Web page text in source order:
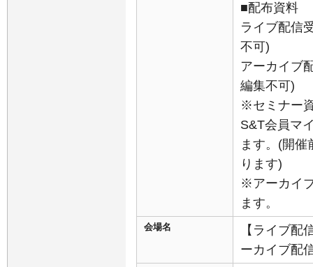
■配布資料
ライブ配信
不可)
アーカイブ
編集不可)
※セミナー
S&T会員マ
ます。(開催
ります)
※アーカイ
ます。
会場名
【ライブ配
ーカイブ配